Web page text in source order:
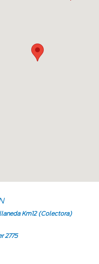
Km12 (Colectora)
2775